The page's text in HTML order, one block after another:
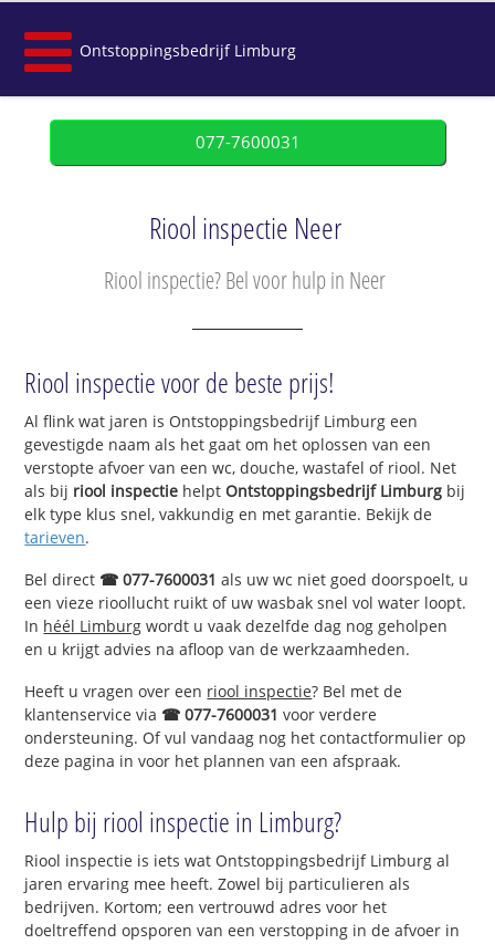
Ontstoppingsbedrijf Limburg
077-7600031
Riool inspectie Neer
Riool inspectie? Bel voor hulp in Neer
Riool inspectie voor de beste prijs!
Al flink wat jaren is Ontstoppingsbedrijf Limburg een
gevestigde naam als het gaat om het oplossen van een
verstopte afvoer van een wc, douche, wastafel of riool. Net
als bij riool inspectie helptOntstoppingsbedrijf Limburg bij
elk type klus snel, vakkundig en met garantie. Bekijk de
tarieven.
Bel direct ☎ 077-7600031 als uw wc niet goed doorspoelt, u
een vieze rioollucht ruikt of uw wasbak snel vol water loopt.
In héél Limburg wordt u vaak dezelfde dag nog geholpen
en u krijgt advies na afloop van de werkzaamheden.
Heeft u vragen over een riool inspectie? Bel met de
klantenservice via ☎ 077-7600031 voor verdere
ondersteuning. Of vul vandaag nog het contactformulier op
deze pagina in voor het plannen van een afspraak.
Hulp bij riool inspectie in Limburg?
Riool inspectie is iets wat Ontstoppingsbedrijf Limburg al
jaren ervaring mee heeft. Zowel bij particulieren als
bedrijven. Kortom; een vertrouwd adres voor het
doeltreffend opsporen van een verstopping in de afvoer in